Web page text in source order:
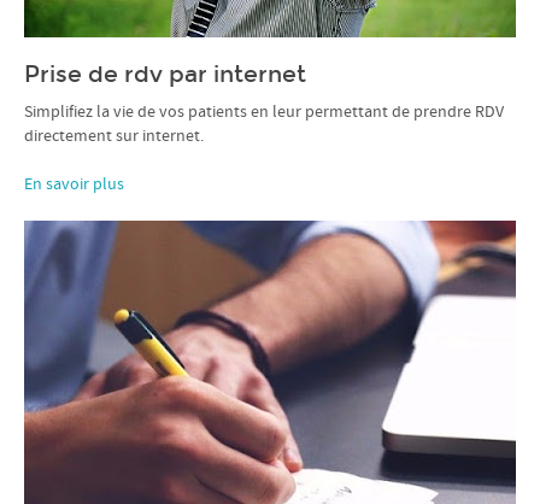
Prise de rdv par internet
Simplifiez la vie de vos patients en leur permettant de prendre RDV
directement sur internet.
En savoir plus